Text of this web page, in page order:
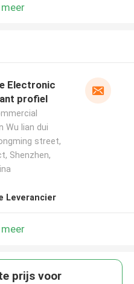
meer
Electronic
profiel
Wu lian dui
street,
Shenzhen,
Leverancier
meer
prijs voor